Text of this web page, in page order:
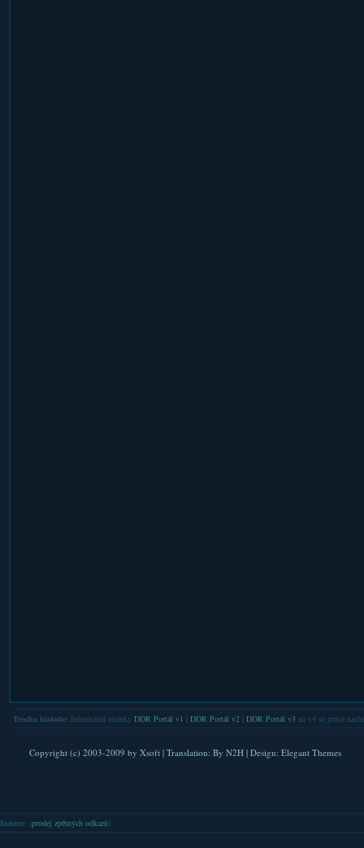
Trocha historie: Informační stránky DDR Portál v1 DDR Portál v2| DDR Portál v3na v4 se právě
Copyright (c) 2003-2009 by Xsoft| Translation: By N2H| Design: Elegant Themes
Inzerce: (prodej zpětných odkazů )